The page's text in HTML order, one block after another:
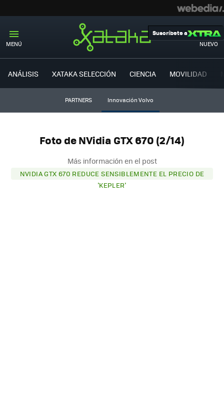
MENÚ NUEVO
Suscríbete a
ANÁLISIS XATAKA SELECCIÓN CIENCIA MOVILIDAD
PARTNERS Innovación Volvo
Foto de NVidia GTX 670 (2/14)
Más información en el post
NVIDIA GTX 670 REDUCE SENSIBLEMENTE EL PRECIO DE
'KEPLER'